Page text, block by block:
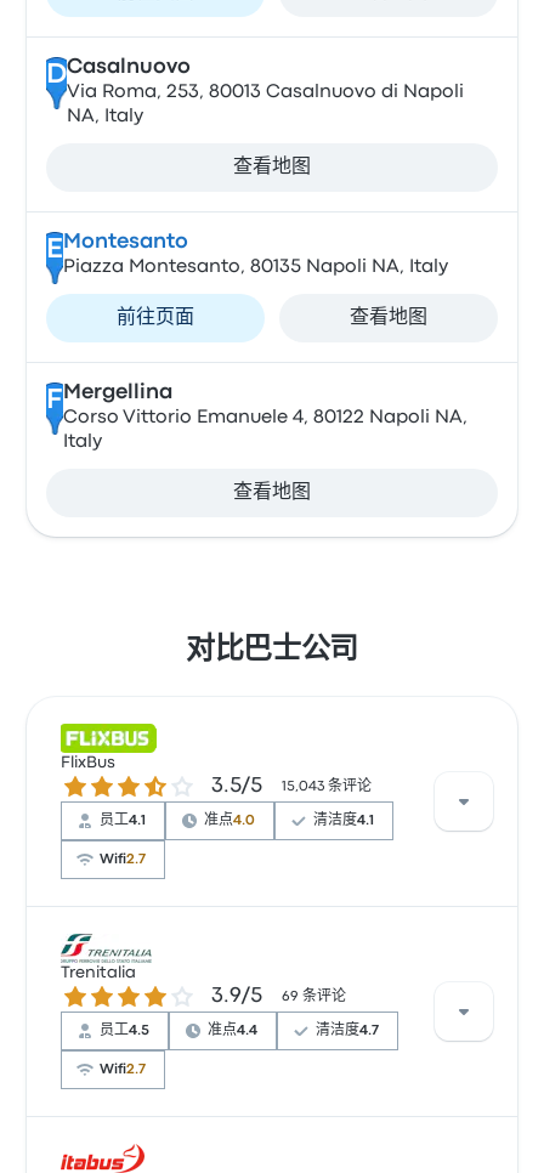
DCasalnuovo
Via Roma, 253, 80013 Casalnuovo di Napoli
NA, Italy
查看地图
E Montesanto
Piazza Montesanto, 80135 Napoli NA, Italy
前往页面 查看地图
F Mergellina
Corso Vittorio Emanuele 4, 80122 Napoli NA,
Italy
查看地图
对比巴士公司
FlixBus
3.5 / 5 星 3.5/5 15,043 条评论
员工4.1 准点4.0 清洁度4.1
Wifi2.7
根据 15043 条评论，该公司在 Busbud 上被评为 3.5 颗
星。旅客对 车票资源 和 温度 特别满意，但对 无线上网
经常有所抱怨。 FlixBus 在此路线提供的票价为 ¥62 起
Trenitalia
3.9 / 5 星 3.9/5 69 条评论
员工4.5 准点4.4 清洁度4.7
Wifi2.7
根据 69 条评论，该公司在 Busbud 上被评为 3.9 颗星。